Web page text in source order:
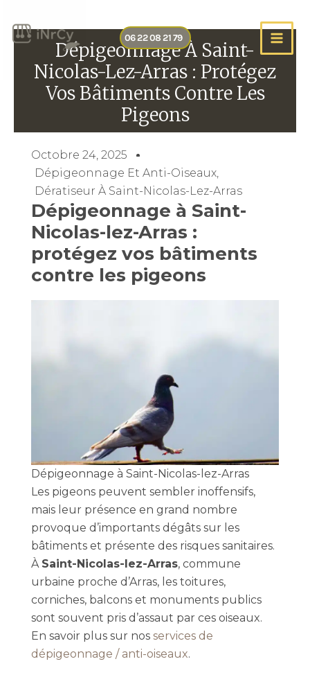
contenu
06 22 08 21 79
Dépigeonnage À Saint-
Nicolas-Lez-Arras : Protégez
Vos Bâtiments Contre Les
Pigeons
Octobre 24, 2025
Dépigeonnage Et Anti-Oiseaux,
Dératiseur À Saint-Nicolas-Lez-Arras
Dépigeonnage à Saint-
Nicolas-lez-Arras :
protégez vos bâtiments
contre les pigeons
Dépigeonnage à Saint-Nicolas-lez-Arras
Les pigeons peuvent sembler inoffensifs,
mais leur présence en grand nombre
provoque d’importants dégâts sur les
bâtiments et présente des risques sanitaires.
À Saint-Nicolas-lez-Arras, commune
urbaine proche d’Arras, les toitures,
corniches, balcons et monuments publics
sont souvent pris d’assaut par ces oiseaux.
En savoir plus sur nos services de
dépigeonnage / anti-oiseaux.